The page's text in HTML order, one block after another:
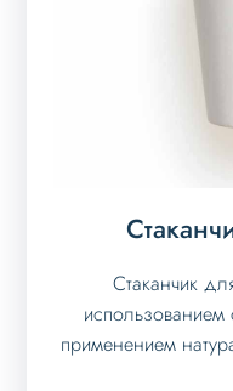
Стаканчик
использованием
применением